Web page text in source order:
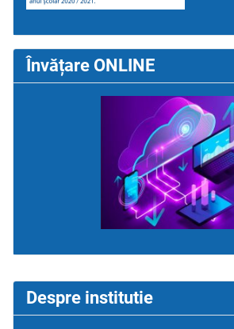
Despre institutie
Învățare ONLINE